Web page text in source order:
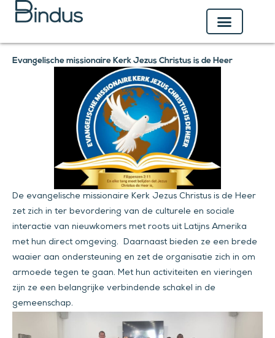
naar
Evangelische missionaire Kerk Jezus Christus is de Heer
De evangelische missionaire Kerk Jezus Christus is de Heer
zet zich in ter bevordering van de culturele en sociale
interactie van nieuwkomers met roots uit Latijns Amerika
met hun direct omgeving. Daarnaast bieden ze een brede
waaier aan ondersteuning en zet de organisatie zich in om
armoede tegen te gaan. Met hun activiteiten en vieringen
zijn ze een belangrijke verbindende schakel in de
gemeenschap.